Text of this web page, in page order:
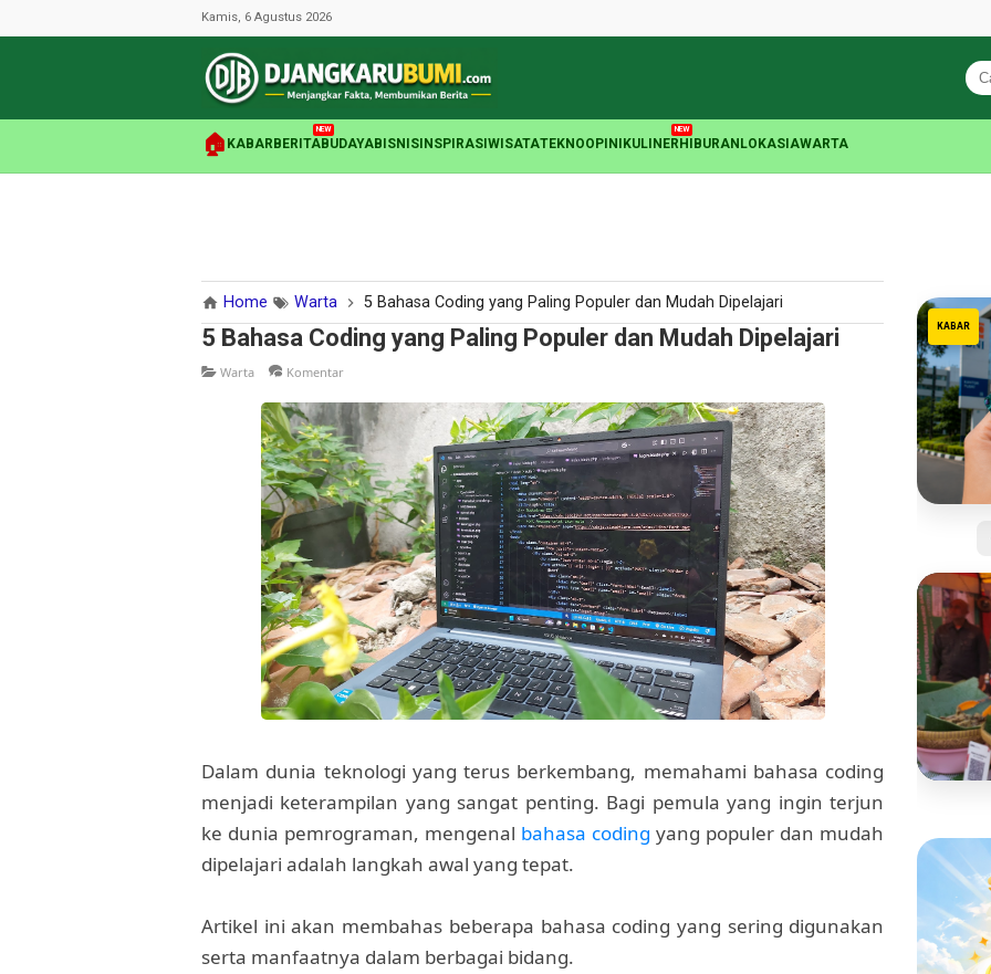
Kamis, 6 Agustus 2026
🏠 KABAR BERITA
NEW
BUDAYABISNIS INSPIRASI WISATATEKNOOPINI KULINER
NEW
HIBURAN LOKASIAWARTA
Home Warta 5 Bahasa Coding yang Paling Populer dan Mudah Dipelajari
5 Bahasa Coding yang Paling Populer dan Mudah Dipelajari
Warta Komentar
Dalam dunia teknologi yang terus berkembang, memahami bahasa coding
menjadi keterampilan yang sangat penting. Bagi pemula yang ingin terjun
ke dunia pemrograman, mengenal bahasa coding yang populer dan mudah
dipelajari adalah langkah awal yang tepat.
Artikel ini akan membahas beberapa bahasa coding yang sering digunakan
serta manfaatnya dalam berbagai bidang.
KABAR
Kartu
Tanpa
yang